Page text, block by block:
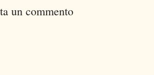
un commento